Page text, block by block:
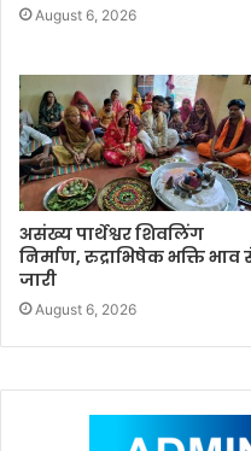
August 6, 2026
असंख्य पार्थेश्वर शिवलिंग
निर्माण, रुद्राभिषेक भक्ति भाव
जारी
August 6, 2026